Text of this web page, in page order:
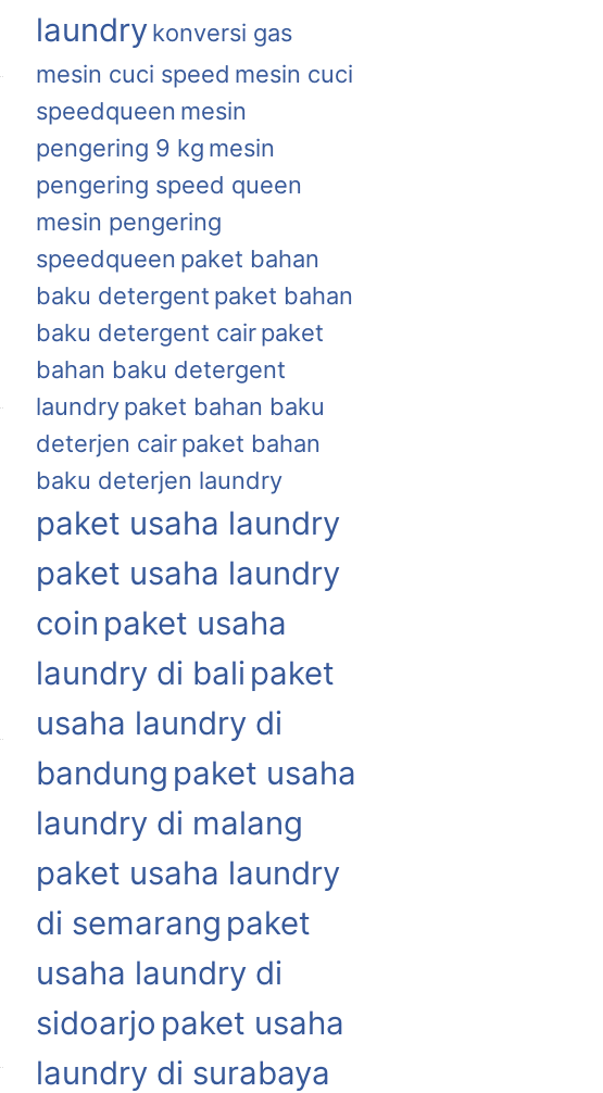
laundrykonversi gas
mesin cuci speed mesin cuci
speedqueen mesin
pengering 9 kg mesin
pengering speed queen
mesin pengering
speedqueen paket bahan
baku detergent paket bahan
baku detergent cairpaket
bahan baku detergent
laundrypaket bahan baku
deterjen cairpaket bahan
baku deterjen laundry
paket usaha laundry
paket usaha laundry
coin paket usaha
laundry di bali paket
usaha laundry di
bandung paket usaha
laundry di malang
paket usaha laundry
di semarang paket
usaha laundry di
sidoarjo paket usaha
laundry di surabaya